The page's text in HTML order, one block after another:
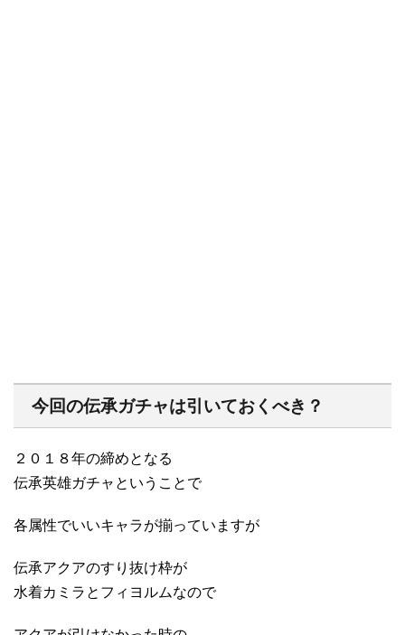
今回の伝承ガチャは引いておくべき？
２０１８年の締めとなる
伝承英雄ガチャということで
各属性でいいキャラが揃っていますが
伝承アクアのすり抜け枠が
水着カミラとフィヨルムなので